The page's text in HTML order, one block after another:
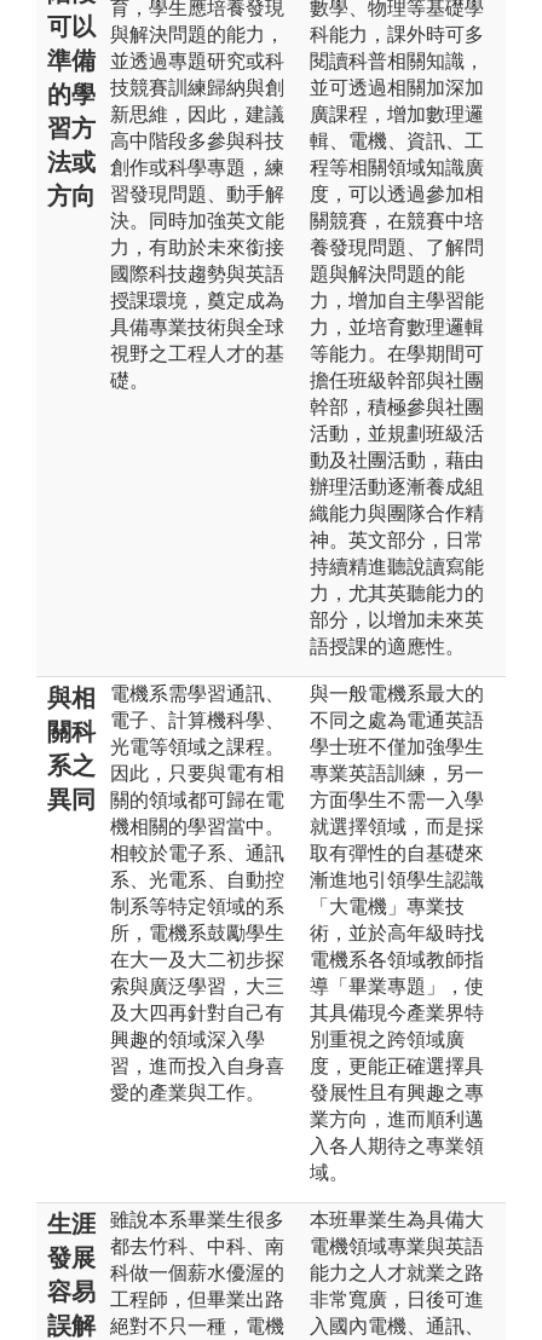
可以
準備
的學
習方
法或
方向
育，學生應培養發現
與解決問題的能力，
並透過專題研究或科
技競賽訓練歸納與創
新思維，因此，建議
高中階段多參與科技
創作或科學專題，練
習發現問題、動手解
決。同時加強英文能
力，有助於未來銜接
國際科技趨勢與英語
授課環境，奠定成為
具備專業技術與全球
視野之工程人才的基
礎。
數學、物理等基礎學
科能力，課外時可多
閱讀科普相關知識，
並可透過相關加深加
廣課程，增加數理邏
輯、電機、資訊、工
程等相關領域知識廣
度，可以透過參加相
關競賽，在競賽中培
養發現問題、了解問
題與解決問題的能
力，增加自主學習能
力，並培育數理邏輯
等能力。在學期間可
擔任班級幹部與社團
幹部，積極參與社團
活動，並規劃班級活
動及社團活動，藉由
辦理活動逐漸養成組
織能力與團隊合作精
神。英文部分，日常
持續精進聽說讀寫能
力，尤其英聽能力的
部分，以增加未來英
語授課的適應性。
與相
關科
系之
異同
電機系需學習通訊、
電子、計算機科學、
光電等領域之課程。
因此，只要與電有相
關的領域都可歸在電
機相關的學習當中。
相較於電子系、通訊
系、光電系、自動控
制系等特定領域的系
所，電機系鼓勵學生
在大一及大二初步探
索與廣泛學習，大三
及大四再針對自己有
興趣的領域深入學
習，進而投入自身喜
愛的產業與工作。
與一般電機系最大的
不同之處為電通英語
學士班不僅加強學生
專業英語訓練，另一
方面學生不需一入學
就選擇領域，而是採
取有彈性的自基礎來
漸進地引領學生認識
「大電機」專業技
術，並於高年級時找
電機系各領域教師指
導「畢業專題」，使
其具備現今產業界特
別重視之跨領域廣
度，更能正確選擇具
發展性且有興趣之專
業方向，進而順利邁
入各人期待之專業領
域。
生涯
發展
容易
誤解
雖說本系畢業生很多
都去竹科、中科、南
科做一個薪水優渥的
工程師，但畢業出路
絕對不只一種，電機
本班畢業生為具備大
電機領域專業與英語
能力之人才就業之路
非常寬廣，日後可進
入國內電機、通訊、